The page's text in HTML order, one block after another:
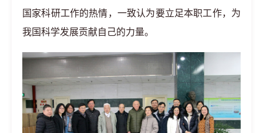
国家科研工作的热情，一致认为要立足本职工作，为
我国科学发展贡献自己的力量。